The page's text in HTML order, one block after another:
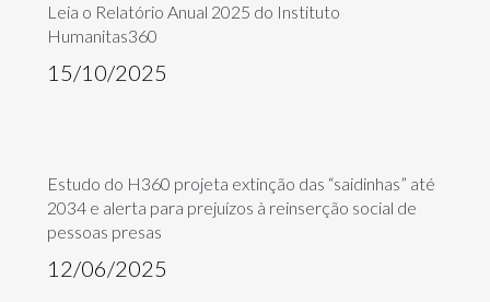
Leia o Relatório Anual 2025 do Instituto
Humanitas360
15/10/2025
Estudo do H360 projeta extinção das “saidinhas” até
2034 e alerta para prejuízos à reinserção social de
pessoas presas
12/06/2025